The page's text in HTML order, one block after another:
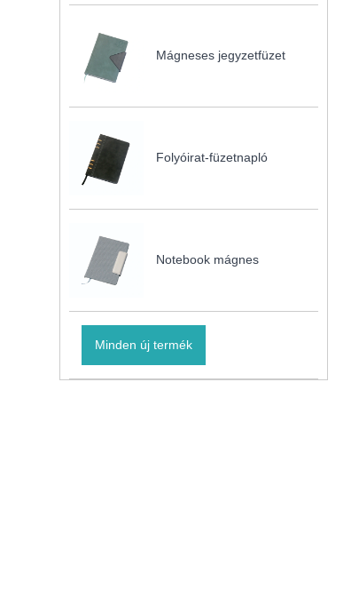
Mágneses jegyzetfüzet
Folyóirat-füzetnapló
Notebook mágnes
Minden új termék